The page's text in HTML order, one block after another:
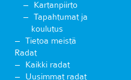
Kartanpiirto
Tapahtumat ja
koulutus
Tietoa meistä
Radat
Kaikki radat
Uusimmat radat